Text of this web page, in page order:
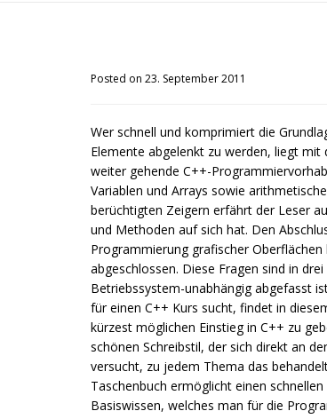
Posted on 23. September 2011
Wer schnell und komprimiert die
Elemente abgelenkt zu werden, liegt
weiter gehende C++-
Variablen und Arrays sowie
berüchtigten Zeigern erfährt der Leser
und Methoden auf sich hat. Den
Programmierung grafischer
abgeschlossen. Diese Fragen sind in
Betriebssystem-unabhängig abgefasst
für einen C++ Kurs sucht, findet in
kürzest möglichen Einstieg in C++ zu
schönen Schreibstil, der sich direkt an
versucht, zu jedem Thema das
Taschenbuch ermöglicht einen
Basiswissen, welches man für die